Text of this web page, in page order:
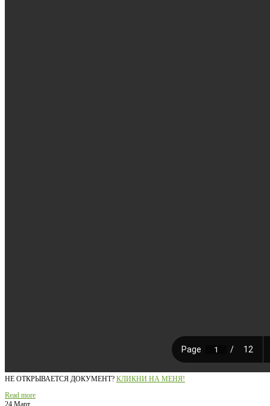
НЕ ОТКРЫВАЕТСЯ ДОКУМЕНТ? КЛИКНИ НА МЕНЯ!
Read more
24 Март